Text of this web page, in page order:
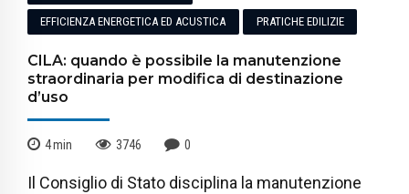
EFFICIENZA ENERGETICA ED ACUSTICA PRATICHE EDILIZIE
CILA: quando è possibile la manutenzione
straordinaria per modifica di destinazione
d’uso
4min 3746 0
Il Consiglio di Stato disciplina la manutenzione